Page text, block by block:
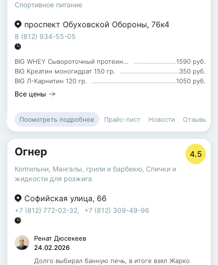
Спортивное питание
проспект Обуховской Обороны, 76к4
8 (812) 934-55-05
BIG WHEY Сывороточный протеин 900 гр.
1590 руб.
BIG Креатин моногидрат 150 гр.
350 руб.
BIG Л-Карнитин 120 гр.
1050 руб.
Все цены
Посмотреть подробнее Прайс-лист Новости Отзывы
Огнер 4.5
Коптильни, Мангалы, грили и барбекю, Спички и
жидкости для розжига
Софийская улица, 66
+7 (812) 772-02-32, +7 (812) 309-49-96
Ренат Дюсекеев
24.02.2026
Долго выбирал банную печь, в итоге взял Жарко